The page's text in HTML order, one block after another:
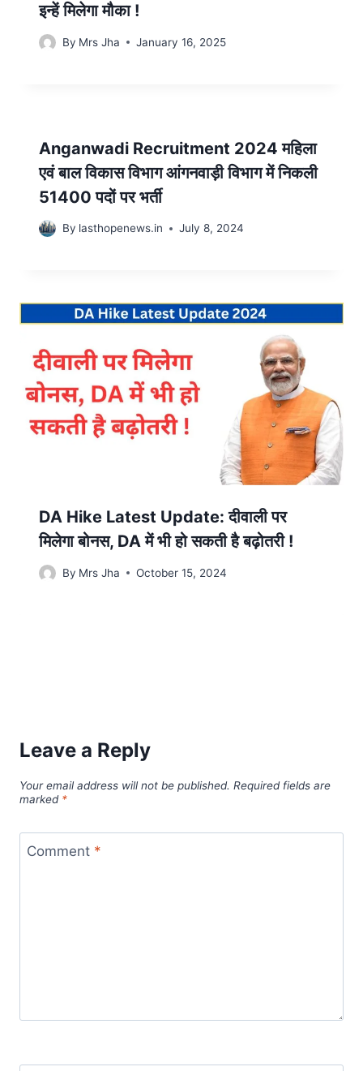
इन्हें मिलेगा मौका !
By Mrs Jha January 16, 2025
Anganwadi Recruitment 2024 महिला
एवं बाल विकास विभाग आंगनवाड़ी विभाग में निकली
51400 पदों पर भर्ती
By lasthopenews.in July 8, 2024
DA Hike Latest Update: दीवाली पर
मिलेगा बोनस, DA में भी हो सकती है बढ़ोतरी !
By Mrs Jha October 15, 2024
Leave a Reply
Your email address will not be published. Required fields are
marked *
Comment *